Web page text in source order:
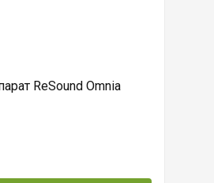
ReSound Omnia